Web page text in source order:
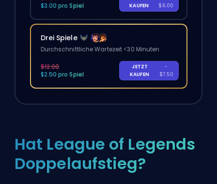
$3.00 pro Spiel
KAUFEN
$6.00
Drei Spiele
Durchschnittliche Wartezeit <30 Minuten
$12.00
$2.50 pro Spiel
JETZT
KAUFEN
-
$7.50
Hat League of Legends
Doppelaufstieg?